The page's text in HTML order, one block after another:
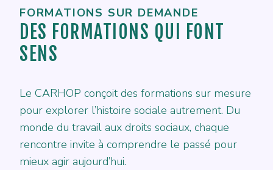
FORMATIONS SUR DEMANDE
DES FORMATIONS QUI FONT
SENS
Le CARHOP conçoit des formations sur mesure
pour explorer l’histoire sociale autrement. Du
monde du travail aux droits sociaux, chaque
rencontre invite à comprendre le passé pour
mieux agir aujourd’hui.